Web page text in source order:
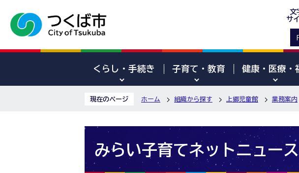
文
サ
くらし・手続き 子育て・教育 健康・医療・
現在のページ ホーム 組織から探す 上郷児童館 業務案内
みらい子育てネットニュー